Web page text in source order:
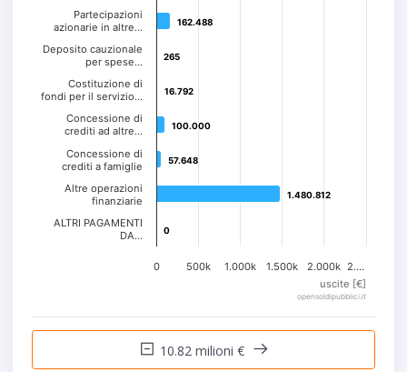
uscite [€]
162.488
162.488
265
265
16.792
16.792
100.000
100.000
57.648
57.648
1.480.812
1.480.812
0
0
0 500k 1.000k 1.500k 2.000k 2.…
Partecipazioni
azionarie in altre…
Deposito cauzionale
per spese…
Costituzione di
fondi per il servizio…
Concessione di
crediti ad altre…
Concessione di
crediti a famiglie
Altre operazioni
finanziarie
ALTRI PAGAMENTI
DA…
opensoldipubblici.it
10.82 milioni €